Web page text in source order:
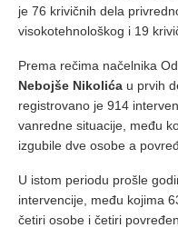
je 76 krivičnih dela
visokotehnološkog i 19
Prema rečima načelnika
Nebojše Nikolića u prvih
registrovano je 914
vanredne situacije, među
izgubile dve osobe a
U istom periodu prošle
intervencije, među kojima
četiri osobe i četiri